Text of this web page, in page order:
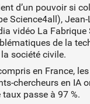
d’un pouvoir si
Science4all),
vidéo La
de la
société civile.
en France,
chercheurs en IA
passe à 97 %.